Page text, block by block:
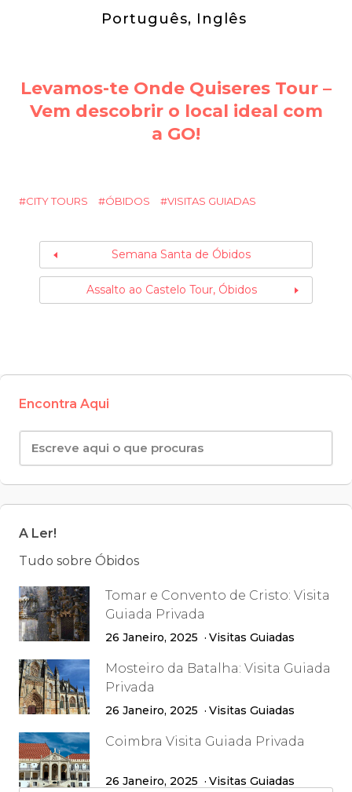
Português, Inglês
Levamos-te Onde Quiseres Tour –
Vem descobrir o local ideal com
a GO!
CITY TOURS ÓBIDOS VISITAS GUIADAS
Semana Santa de Óbidos
Assalto ao Castelo Tour, Óbidos
Encontra Aqui
A Ler!
Tudo sobre Óbidos
Tomar e Convento de Cristo: Visita
Guiada Privada
26 Janeiro, 2025 Visitas Guiadas
Mosteiro da Batalha: Visita Guiada
Privada
26 Janeiro, 2025 Visitas Guiadas
Coimbra Visita Guiada Privada
26 Janeiro, 2025
Visitas Guiadas